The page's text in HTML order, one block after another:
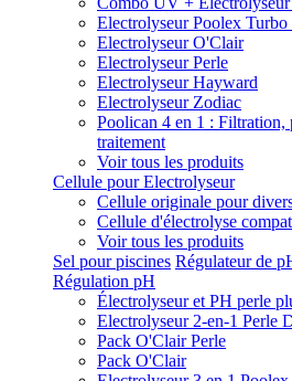
Electrolyseur Poolex Turbo
Electrolyseur O'Clair
Electrolyseur Perle
Electrolyseur Hayward
Electrolyseur Zodiac
Poolican 4 en 1 : Filtration,
traitement
Voir tous les produits
Cellule pour Electrolyseur
Cellule originale pour
Cellule d'électrolyse
Voir tous les produits
Sel pour piscines Régulateur de
Régulation pH
Électrolyseur et PH perle
Electrolyseur 2-en-1 Perle
Pack O'Clair Perle
Pack O'Clair